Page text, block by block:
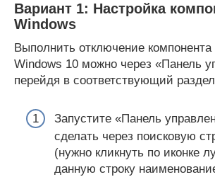
Вариант 1: Настройка
Windows
Выполнить отключение
Windows 10 можно через «Панель
перейдя в соответствующий
Запустите «Панель
сделать через поисковую
(нужно кликнуть по иконке
данную строку